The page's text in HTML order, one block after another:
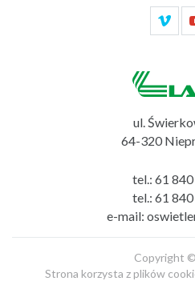
ul.
64-320
tel.: 61
tel.: 61
e-mail:
Copyright
Strona korzysta z plików